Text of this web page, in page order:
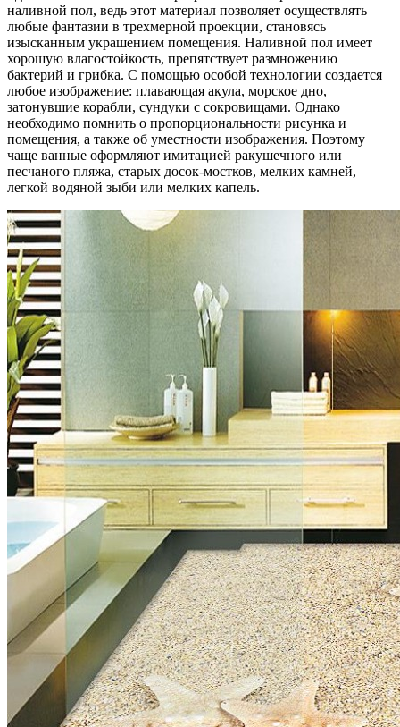
наливной пол, ведь этот материал позволяет осуществлять
любые фантазии в трехмерной проекции, становясь
изысканным украшением помещения. Наливной пол имеет
хорошую влагостойкость, препятствует размножению
бактерий и грибка. С помощью особой технологии создается
любое изображение: плавающая акула, морское дно,
затонувшие корабли, сундуки с сокровищами. Однако
необходимо помнить о пропорциональности рисунка и
помещения, а также об уместности изображения. Поэтому
чаще ванные оформляют имитацией ракушечного или
песчаного пляжа, старых досок-мостков, мелких камней,
легкой водяной зыби или мелких капель.